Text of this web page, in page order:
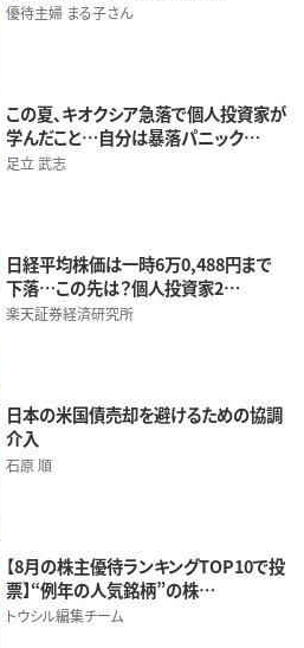
優待主婦 まる子さん
この夏、キオクシア急落で個人投資家が
学んだこと…自分は暴落パニック…
足立 武志
日経平均株価は一時6万0,488円まで
下落…この先は？個人投資家2…
楽天証券経済研究所
日本の米国債売却を避けるための協調
介入
石原 順
【8月の株主優待ランキングTOP10で投
票】“例年の人気銘柄”の株…
トウシル編集チーム